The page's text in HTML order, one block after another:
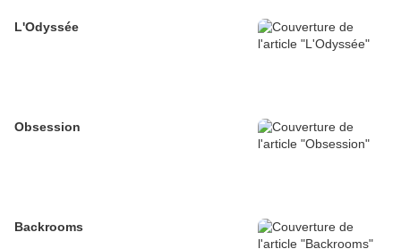
L'Odyssée
Obsession
Backrooms